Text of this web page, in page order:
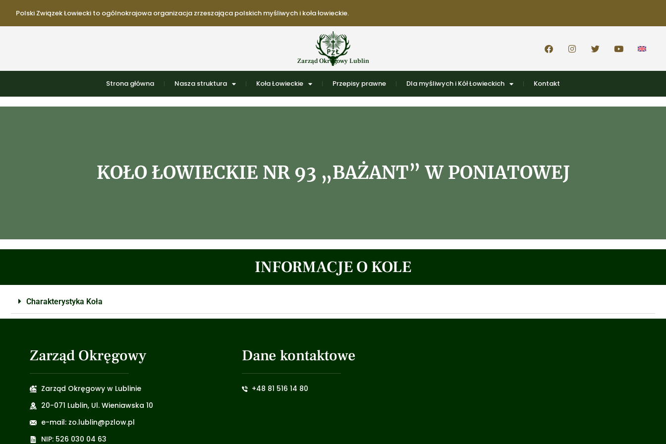
Polski Związek Łowiecki to ogólnokrajowa organizacja zrzeszająca polskich myśliwych i koła łowieckie.
Zarząd Okręgowy Lublin
Strona główna Nasza struktura Koła Łowieckie Przepisy prawne Dla myśliwych i Kół Łowieckich Kontakt
KOŁO ŁOWIECKIE NR 93 „BAŻANT” W PONIATOWEJ
INFORMACJE O KOLE
Charakterystyka Koła
Zarząd Okręgowy
Zarząd Okręgowy w Lublinie
20-071 Lublin, Ul. Wieniawska 10
e-mail: zo.lublin@pzlow.pl
NIP: 526 030 04 63
Dane kontaktowe
+48 81 516 14 80